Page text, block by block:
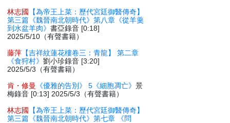
林志國
【為帝王上菜：歷代宮廷御醫傳奇】
第三篇《魏晉南北朝時代》第八章《從羊羹
到水盆羊肉》書亞錄音 [0:18]
2025/5/10（有聲書籍）
藤萍 【吉祥紋蓮花樓卷三：青龍】 第二章
《食狩村》劉小珍錄音 [3:20]
2025/5/3（有聲書籍）
肯・修曼
《優雅的告別》 5《細胞凋亡》景
梅錄音 [0:13] 2025/5/3（有聲書籍）
林志國
【為帝王上菜：歷代宮廷御醫傳奇】
第三篇《魏晉南北朝時代》第七章 《問